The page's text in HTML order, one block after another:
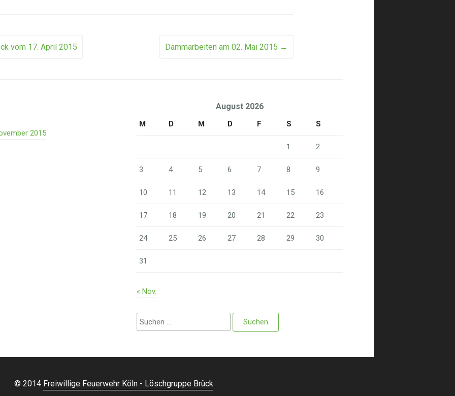
vom 17. April 2015 Dämmarbeiten am 02. Mai 2015 →
2015
August 2026
M D M D F S S
1 2
3 4 5 6 7 8 9
10 11 12 13 14 15 16
17 18 19 20 21 22 23
24 25 26 27 28 29 30
31
« Nov.
Suchen
nach:
© 2014 Freiwillige Feuerwehr Köln - Löschgruppe Brück